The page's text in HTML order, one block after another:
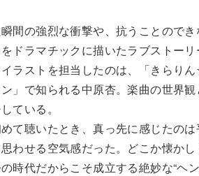
間の強烈な衝撃や、抗うことのでき
ドラマチックに描いたラブストーリ
ラストを担当したのは、「きらり
」で知られる中原杏。楽曲の世界観
ている。
て聴いたとき、真っ先に感じたの
わせる空気感だった。どこか懐かし
時代だからこそ成立する絶妙な“ヘ